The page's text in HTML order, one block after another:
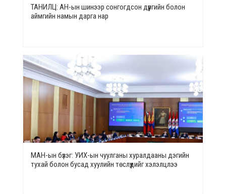
ТАНИЛЦ: АН-ын шинээр сонгогдсон дүүргийн болон
аймгийн намын дарга нар
МАН-ын бүлэг: УИХ-ын чуулганы хуралдааны дэгийн
тухай болон бусад хуулийн төслүүдийг хэлэлцлээ